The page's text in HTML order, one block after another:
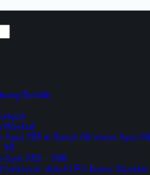
Bertitik
Ayat 255 & Surah Ali Imran Ayat 26
10
Ayat 283 – 286
dan Al Fiil Irama Standar